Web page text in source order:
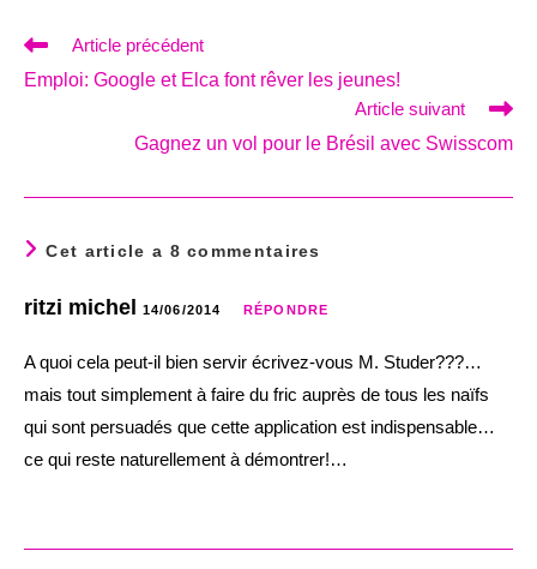
Read
articles
Article précédent
Emploi: Google et Elca font rêver les jeunes!
Article suivant
Gagnez un vol pour le Brésil avec Swisscom
Cet article a 8 commentaires
ritzi michel 14/06/2014 RÉPONDRE
A quoi cela peut-il bien servir écrivez-vous M. Studer???…
mais tout simplement à faire du fric auprès de tous les naïfs
qui sont persuadés que cette application est indispensable…
ce qui reste naturellement à démontrer!…